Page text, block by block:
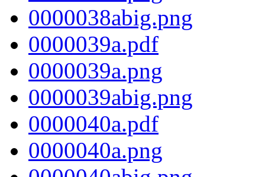
0000038abig.png
0000039a.pdf
0000039a.png
0000039abig.png
0000040a.pdf
0000040a.png